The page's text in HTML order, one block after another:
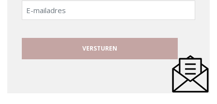
E-
mailadres